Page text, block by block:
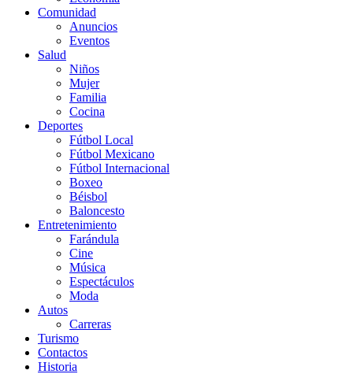
Comunidad
Anuncios
Eventos
Salud
Niños
Mujer
Familia
Cocina
Deportes
Fútbol Local
Fútbol Mexicano
Fútbol Internacional
Boxeo
Béisbol
Baloncesto
Entretenimiento
Farándula
Cine
Música
Espectáculos
Moda
Autos
Carreras
Turismo
Contactos
Historia